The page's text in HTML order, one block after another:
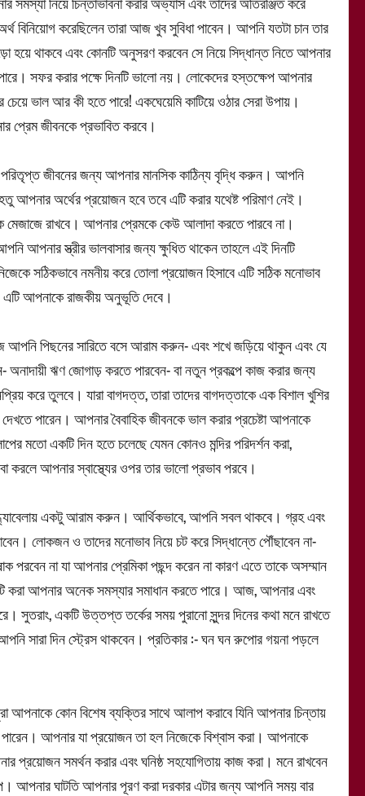
বিনিয়োগ করেছিলেন তারা আজ খুব সুবিধা পাবেন। আপনি যতটা চান তার
থাকবে এবং কোনটি অনুসরণ করবেন সে নিয়ে সিদ্ধান্ত নিতে আপনার
সফর করার পক্ষে দিনটি ভালো নয়। লোকেদের হস্তক্ষেপ আপনার
ভাল আর কী হতে পারে! একঘেয়েমি কাটিয়ে ওঠার সেরা উপায়।
প্রেম জীবনকে প্রভাবিত করবে।
জীবনের জন্য আপনার মানসিক কাঠিন্য বৃদ্ধি করুন। আপনি
আপনার অর্থের প্রয়োজন হবে তবে এটি করার যথেষ্ট পরিমাণ নেই।
মেজাজে রাখবে। আপনার প্রেমকে কেউ আলাদা করতে পারবে না।
আপনার স্ত্রীর ভালবাসার জন্য ক্ষুধিত থাকেন তাহলে এই দিনটি
সঠিকভাবে নমনীয় করে তোলা প্রয়োজন হিসাবে এটি সঠিক মনোভাব
এটি আপনাকে রাজকীয় অনুভূতি দেবে।
পিছনের সারিতে বসে আরাম করুন- এবং শখে জড়িয়ে থাকুন এবং যে
ঋণ জোগাড় করতে পারবেন- বা নতুন প্রকল্পে কাজ করার জন্য
করে তুলবে। যারা বাগদত্ত, তারা তাদের বাগদত্তাকে এক বিশাল খুশির
পারেন। আপনার বৈবাহিক জীবনকে ভাল করার প্রচেষ্টা আপনাকে
মতো একটি দিন হতে চলেছে যেমন কোনও মন্দির পরিদর্শন করা,
করলে আপনার স্বাস্থ্যের ওপর তার ভালো প্রভাব পরবে।
একটু আরাম করুন। আর্থিকভাবে, আপনি সবল থাকবে। গ্রহ এবং
লোকজন ও তাদের মনোভাব নিয়ে চট করে সিদ্ধান্তে পৌঁছাবেন না-
পরবেন না যা আপনার প্রেমিকা পছন্দ করেন না কারণ এতে তাকে অসম্মান
আপনার অনেক সমস্যার সমাধান করতে পারে। আজ, আপনার এবং
সুতরাং, একটি উত্তপ্ত তর্কের সময় পুরানো সুন্দর দিনের কথা মনে রাখতে
সারা দিন স্ট্রেস থাকবেন। প্রতিকার :- ঘন ঘন রুপোর গয়না পড়লে
কোন বিশেষ ব্যক্তির সাথে আলাপ করাবে যিনি আপনার চিন্তায়
আপনার যা প্রয়োজন তা হল নিজেকে বিশ্বাস করা। আপনাকে
সমর্থন করার এবং ঘনিষ্ঠ সহযোগিতায় কাজ করা। মনে রাখবেন
আপনার ঘাটতি আপনার পূরণ করা দরকার এটার জন্য আপনি সময় বার